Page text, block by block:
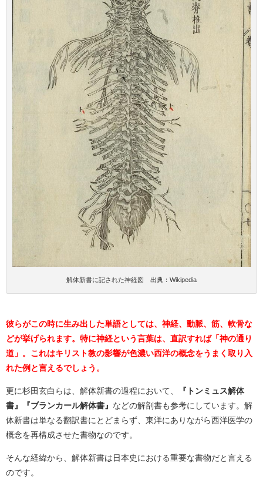
解体新書に記された神経図 出典：Wikipedia
彼らがこの時に生み出した単語としては、神経、動脈、筋、軟骨な
どが挙げられます。特に神経という言葉は、直訳すれば「神の通り
道」。これはキリスト教の影響が色濃い西洋の概念をうまく取り入
れた例と言えるでしょう。
更に杉田玄白らは、解体新書の過程において、
『トンミュス解体
書』『ブランカール解体書』 などの解剖書も参考にしています。解
体新書は単なる翻訳書にとどまらず、東洋にありながら西洋医学の
概念を再構成させた書物なのです。
そんな経緯から、解体新書は日本史における重要な書物だと言える
のです。